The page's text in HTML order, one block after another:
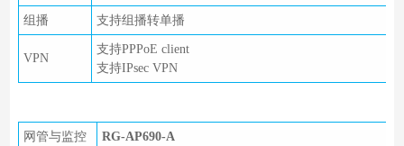
组播 支持组播转单播
VPN
支持PPPoE client
支持IPsec VPN
网管与监控 RG-AP690-A